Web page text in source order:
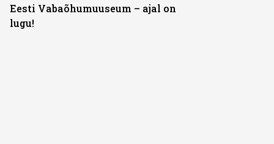
Eesti Vabaõhumuuseum – ajal on
lugu!